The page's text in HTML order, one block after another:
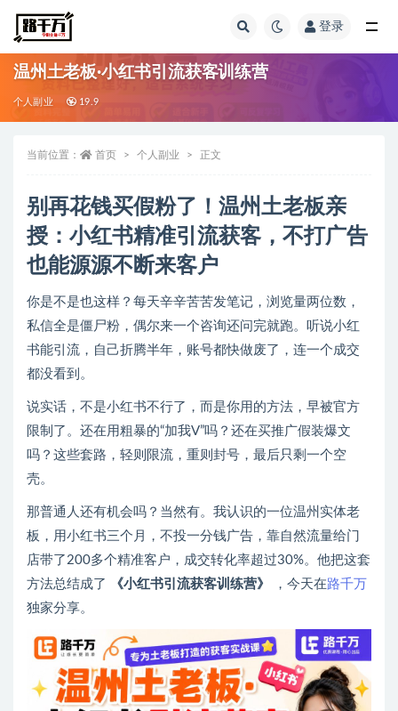
登录
温州土老板·小红书引流获客训练营
个人副业 19.9
当前位置： 首页 个人副业 正文
别再花钱买假粉了！温州土老板亲
授：小红书精准引流获客，不打广告
也能源源不断来客户
你是不是也这样？每天辛辛苦苦发笔记，浏览量两位数，
私信全是僵尸粉，偶尔来一个咨询还问完就跑。听说小红
书能引流，自己折腾半年，账号都快做废了，连一个成交
都没看到。
说实话，不是小红书不行了，而是你用的方法，早被官方
限制了。还在用粗暴的“加我V”吗？还在买推广假装爆文
吗？这些套路，轻则限流，重则封号，最后只剩一个空
壳。
那普通人还有机会吗？当然有。我认识的一位温州实体老
板，用小红书三个月，不投一分钱广告，靠自然流量给门
店带了200多个精准客户，成交转化率超过30%。他把这套
方法总结成了
《小红书引流获客训练营》 ，今天在路千万
独家分享。